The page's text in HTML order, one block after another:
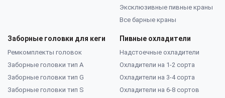
Эксклюзивные пивные краны
Все барные краны
Заборные головки для кеги
Ремкомплекты головок
Заборные головки тип А
Заборные головки тип G
Заборные головки тип S
Пивные охладители
Надстоечные охладители
Охладители на 1-2 сорта
Охладители на 3-4 сорта
Охладители на 6-8 сортов